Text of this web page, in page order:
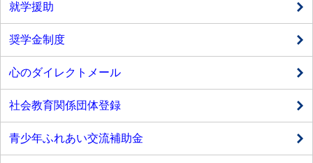
就学援助
奨学金制度
心のダイレクトメール
社会教育関係団体登録
青少年ふれあい交流補助金